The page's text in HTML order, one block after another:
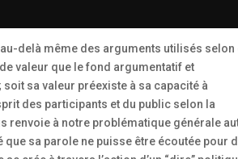
delà même des arguments utilisés selon
valeur que le fond argumentatif et
sa valeur préexiste à sa capacité à
des participants et du public selon la
renvoie à notre problématique générale
sa parole ne puisse être écoutée pour